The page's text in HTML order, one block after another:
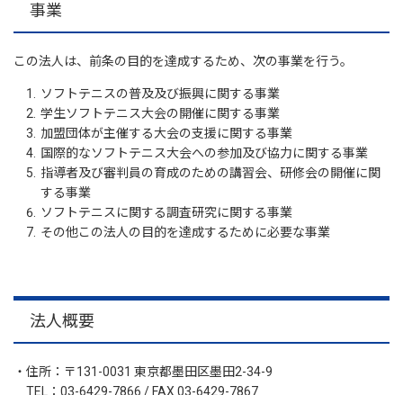
事業
この法人は、前条の目的を達成するため、次の事業を行う。
ソフトテニスの普及及び振興に関する事業
学生ソフトテニス大会の開催に関する事業
加盟団体が主催する大会の支援に関する事業
国際的なソフトテニス大会への参加及び協力に関する事業
指導者及び審判員の育成のための講習会、研修会の開催に関
する事業
ソフトテニスに関する調査研究に関する事業
その他この法人の目的を達成するために必要な事業
法人概要
・住所：〒131-0031 東京都墨田区墨田2-34-9
TEL： 03-6429-7866 / FAX 03-6429-7867